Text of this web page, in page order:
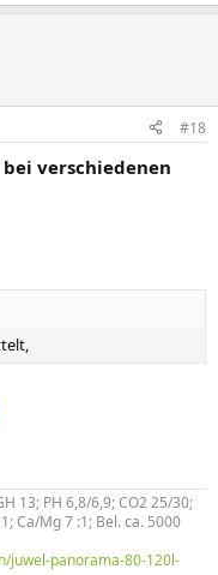
#18
verschiedenen
13; PH 6,8/6,9; CO2 25/30;
Ca/Mg 7 :1; Bel. ca. 5000
juwel-panorama-80-120l-